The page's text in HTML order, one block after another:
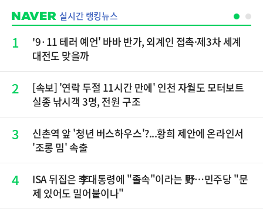
실시간 랭킹뉴스
1
'9·11 테러 예언' 바바 반가, 외계인 접촉·제3차 세계
대전도 맞을까
2
[속보] '연락 두절 11시간 만에' 인천 자월도 모터보트
실종 낚시객 3명, 전원 구조
3
신촌역 앞 '청년 버스하우스'?...황희 제안에 온라인서
'조롱 밈' 속출
4
ISA 뒤집은 李대통령에 "졸속"이라는 野…민주당 "문
제 있어도 밀어붙이나"